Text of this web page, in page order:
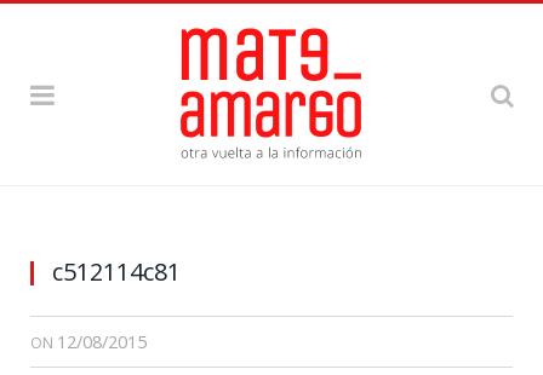
c512114c81
ON 12/08/2015